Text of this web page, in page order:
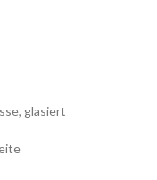
glasiert